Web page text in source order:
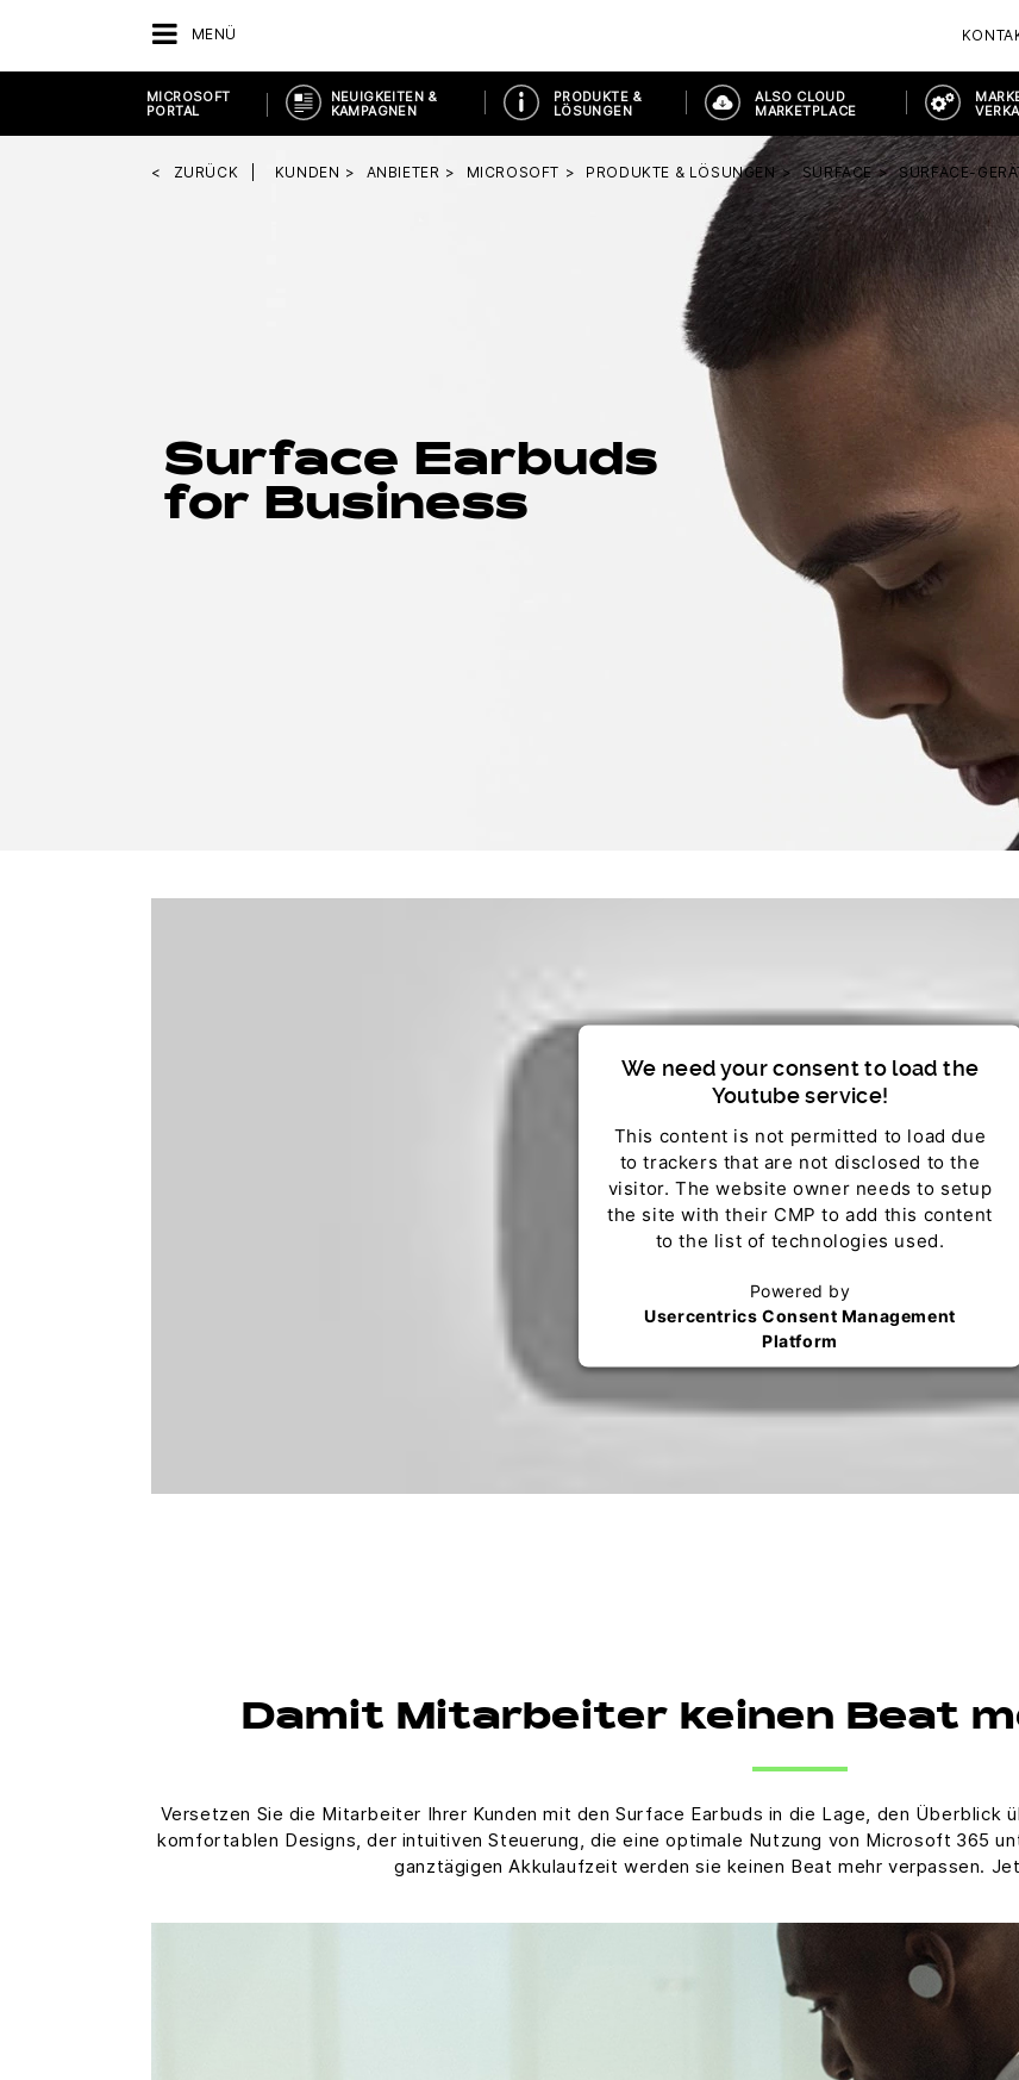
MENÜ
MICROSOFT
PORTAL
NEUIGKEITEN &
KAMPAGNEN
PRODUKTE &
LÖSUNGEN
ALSO CLOUD
MARKETPLACE
ZURÜCK KUNDEN ANBIETER MICROSOFT PRODUKTE & LÖSUNGEN SURFACE SURFACE-
Surface Earbuds
for Business
We need your consent to load the
Youtube service!
This content is not permitted to load due
to trackers that are not disclosed to the
visitor. The website owner needs to setup
the site with their CMP to add this content
to the list of technologies used.
Powered by
Usercentrics Consent Management
Platform
Damit Mitarbeiter keinen Beat
Versetzen Sie die Mitarbeiter Ihrer Kunden mit den Surface Earbuds in die Lage, den Überblick
komfortablen Designs, der intuitiven Steuerung, die eine optimale Nutzung von Microsoft 365
ganztägigen Akkulaufzeit werden sie keinen Beat mehr verpassen.